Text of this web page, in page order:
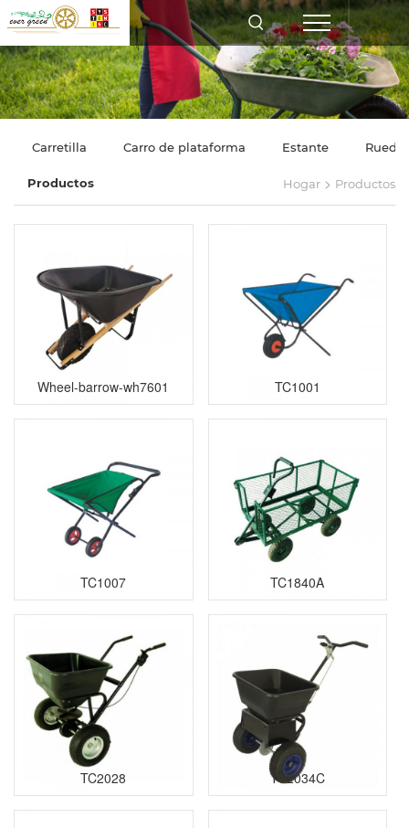
Carretilla Carro de plataforma Estante Rueda
Productos Hogar > Productos
Wheel-barrow-wh7601 TC1001
TC1007 TC1840A
TC2028 TC2034C